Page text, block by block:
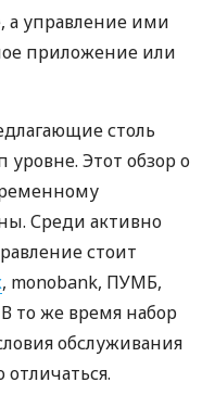
а управление ими
приложение или
столь
Этот обзор о
Среди активно
стоит
, monobank, ПУМБ,
то же время набор
обслуживания